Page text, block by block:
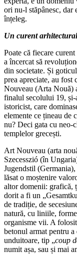
ori nu-l stăpânesc, dar
înțeleg.
Un curent
Poate că fiecare
a încercat să
din societate. Și
prea apreciate, au fost
Nouveau (Arta Nouă)
finalul secolului 19, și-
istoricist, care
elemente ce țineau de
nu? Deci gata cu
templelor grecești.
Art Nouveau (arta
Szecesszió (în
Jugendstil
lăsat o moștenire
altor domenii: grafică,
dorit a fi un
de tradiție, de
natură, cu liniile,
organisme vii. A
betonul armat pentru
unduitoare, tip „coup
numit așa, sau și mai